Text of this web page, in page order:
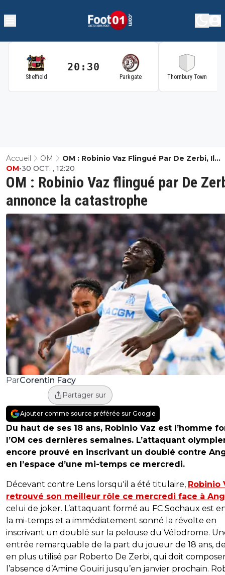
Sheffield
20:30
Parkgate Thornbury Town
Accueil OM
OM : Robinio Vaz Flingué Par De Zerbi, Il
Annonce La Catastrophe
OM : Robinio Vaz flingué par De
annonce la catastrophe
OM•30 OCT. , 12:20
ParCorentin Facy
Partager sur
Ajouter comme source préférée sur Google
Du haut de ses 18 ans, Robinio Vaz est l’homme
l’OM ces dernières semaines. L’attaquant
encore prouvé en inscrivant un doublé contre
en l’espace d’une mi-temps ce mercredi.
Décevant contre Lens lorsqu'il a été titulaire, Robinio
retrouvé son meilleur rôle ce mercredi face à
celui de joker. L’attaquant formé au FC Sochaux est
la mi-temps et a immédiatement sonné la révolte en
inscrivant un doublé sur la pelouse du Vélodrome.
entrée remarquable de la part du joueur de 18 ans,
en plus utilisé par Roberto De Zerbi, qui doit
l’absence d’Amine Gouiri jusqu’en janvier prochain.